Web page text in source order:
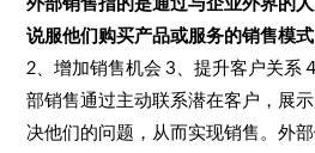
说服他们购买产品或服务的销售模
2、增加销售机会 3、提升客户关系
部销售通过主动联系潜在客户，展
决他们的问题，从而实现销售。外